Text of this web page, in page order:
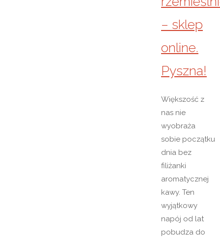
– sklep
online.
Pyszna!
Większość z
nas nie
wyobraża
sobie początku
dnia bez
filiżanki
aromatycznej
kawy. Ten
wyjątkowy
napój od lat
pobudza do